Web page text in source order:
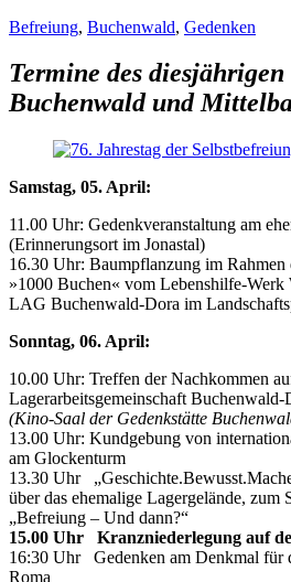
Befreiung, Buchenwald, Gedenken
Termine des diesjährigen
Buchenwald und
Samstag, 05. April:
11.00 Uhr: Gedenkveranstaltung am
(Erinnerungsort im Jonastal)
16.30 Uhr: Baumpflanzung im Rahmen
»1000 Buchen« vom Lebenshilfe-
LAG Buchenwald-Dora im
Sonntag, 06. April:
10.00 Uhr: Treffen der Nachkommen
Lagerarbeitsgemeinschaft Buchenwald-
(Kino-Saal der Gedenkstätte
13.00 Uhr: Kundgebung von
am Glockenturm
13.30 Uhr
über das ehemalige Lagergelände, zum
„Befreiung – Und dann?“
15.00 Uhr Kranzniederlegung auf
16:30 Uhr Gedenken am Denkmal für
Roma